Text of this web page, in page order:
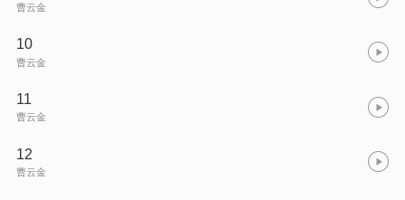
曹云金
10
曹云金
11
曹云金
12
曹云金